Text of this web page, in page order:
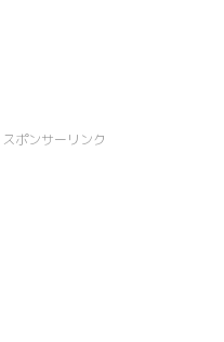
スポンサーリンク